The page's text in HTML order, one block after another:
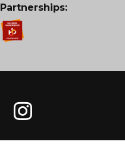
Partnerships: